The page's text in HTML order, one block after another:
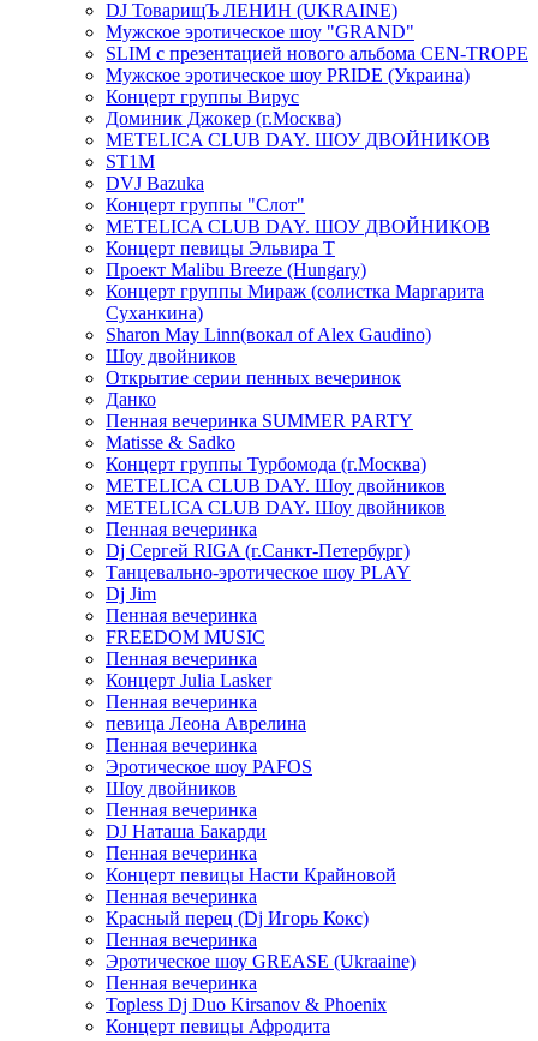
DJ ТоварищЪ ЛЕНИН (UKRAINE)
Мужское эротическое шоу "GRAND"
SLIM с презентацией нового альбома CEN-TROPE
Мужское эротическое шоу PRIDE (Украина)
Концерт группы Вирус
Доминик Джокер (г.Москва)
METELICA CLUB DAY. ШОУ ДВОЙНИКОВ
ST1M
DVJ Bazuka
Концерт группы "Слот"
METELICA CLUB DAY. ШОУ ДВОЙНИКОВ
Концерт певицы Эльвира Т
Проект Malibu Breeze (Hungary)
Концерт группы Мираж (солистка Маргарита
Суханкина)
Sharon May Linn(вокал of Alex Gaudino)
Шоу двойников
Открытие серии пенных вечеринок
Данко
Пенная вечеринка SUMMER PARTY
Matisse & Sadko
Концерт группы Турбомода (г.Москва)
METELICA CLUB DAY. Шоу двойников
METELICA CLUB DAY. Шоу двойников
Пенная вечеринка
Dj Сергей RIGA (г.Санкт-Петербург)
Танцевально-эротическое шоу PLAY
Dj Jim
Пенная вечеринка
FREEDOM MUSIC
Пенная вечеринка
Концерт Julia Lasker
Пенная вечеринка
певица Леона Аврелина
Пенная вечеринка
Эротическое шоу PAFOS
Шоу двойников
Пенная вечеринка
DJ Наташа Бакарди
Пенная вечеринка
Концерт певицы Насти Крайновой
Пенная вечеринка
Красный перец (Dj Игорь Кокс)
Пенная вечеринка
Эротическое шоу GREASE (Ukraaine)
Пенная вечеринка
Topless Dj Duo Kirsanov & Phoenix
Концерт певицы Афродита